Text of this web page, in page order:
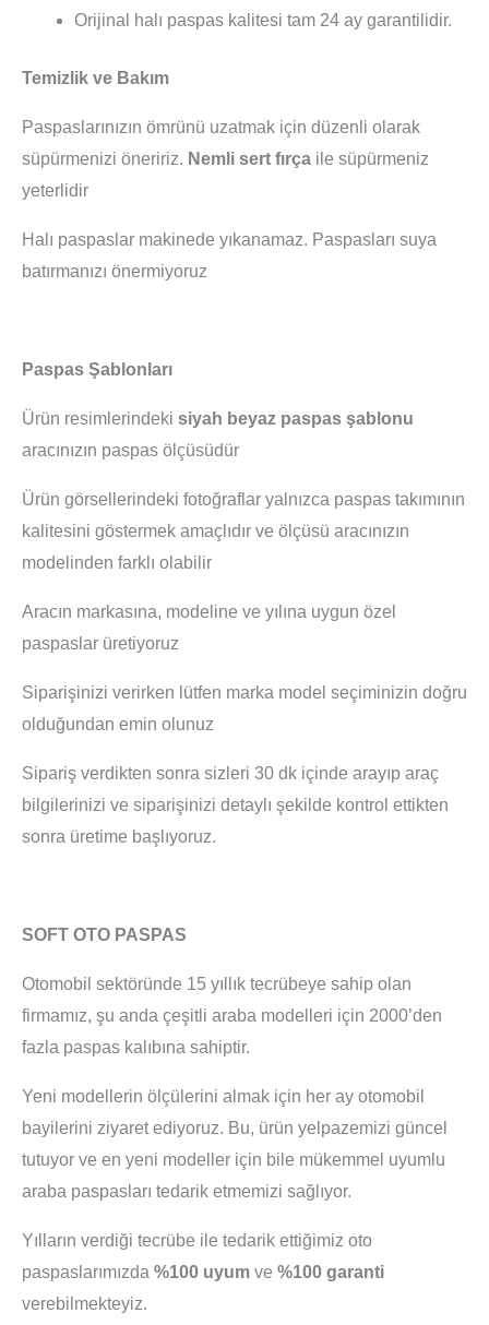
Orijinal halı paspas kalitesi tam 24 ay garantilidir.
Temizlik ve Bakım
Paspaslarınızın ömrünü uzatmak için düzenli olarak
süpürmenizi öneririz. Nemli sert fırça ile süpürmeniz
yeterlidir
Halı paspaslar makinede yıkanamaz. Paspasları suya
batırmanızı önermiyoruz
Paspas Şablonları
Ürün resimlerindeki siyah beyaz paspas şablonu
aracınızın paspas ölçüsüdür
Ürün görsellerindeki fotoğraflar yalnızca paspas takımının
kalitesini göstermek amaçlıdır ve ölçüsü aracınızın
modelinden farklı olabilir
Aracın markasına, modeline ve yılına uygun özel
paspaslar üretiyoruz
Siparişinizi verirken lütfen marka model seçiminizin doğru
olduğundan emin olunuz
Sipariş verdikten sonra sizleri 30 dk içinde arayıp araç
bilgilerinizi ve siparişinizi detaylı şekilde kontrol ettikten
sonra üretime başlıyoruz.
SOFT OTO PASPAS
Otomobil sektöründe 15 yıllık tecrübeye sahip olan
firmamız, şu anda çeşitli araba modelleri için 2000’den
fazla paspas kalıbına sahiptir.
Yeni modellerin ölçülerini almak için her ay otomobil
bayilerini ziyaret ediyoruz. Bu, ürün yelpazemizi güncel
tutuyor ve en yeni modeller için bile mükemmel uyumlu
araba paspasları tedarik etmemizi sağlıyor.
Yılların verdiği tecrübe ile tedarik ettiğimiz oto
paspaslarımızda %100 uyum ve %100 garanti
verebilmekteyiz.